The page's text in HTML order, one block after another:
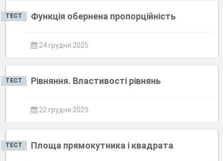
ТЕСТ Функція обернена пропорційність
24 грудня 2025
ТЕСТ Рівняння. Властивості рівнянь
22 грудня 2025
ТЕСТ Площа прямокутника і квадрата